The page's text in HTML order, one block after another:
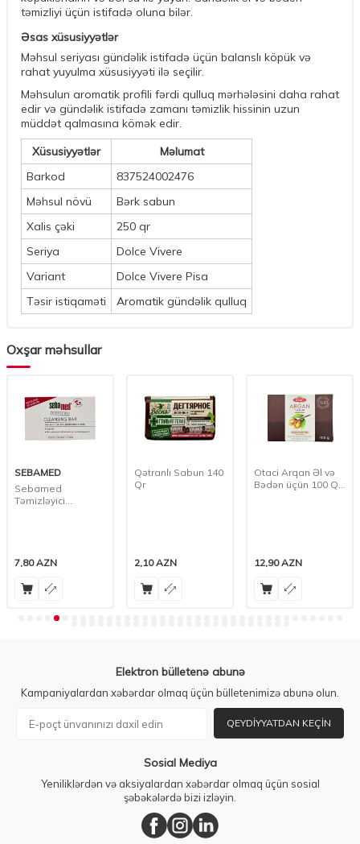
təmizliyi üçün istifadə oluna bilər.
Əsas xüsusiyyətlər
Məhsul seriyası gündəlik istifadə üçün balanslı köpük və
rahat yuyulma xüsusiyyəti ilə seçilir.
Məhsulun aromatik profili fərdi qulluq mərhələsini daha rahat
edir və gündəlik istifadə zamanı təmizlik hissinin uzun
müddət qalmasına kömək edir.
Xüsusiyyətlər
Məlumat
Barkod
837524002476
Məhsul növü
Bərk sabun
Xalis çəki
250 qr
Seriya
Dolce Vivere
Variant
Dolce Vivere Pisa
Təsir istiqaməti
Aromatik gündəlik qulluq
Oxşar məhsullar
SEBAMED
Sebamed
Təmizləyici
7,80AZN
Qətranlı Sabun 140
Qr
2,10AZN
Otaci Arqan Əl və
Bədən üçün 100 Qr
12,90AZN
Elektron bülletenə abunə
Kampaniyalardan xəbərdar olmaq üçün bülletenimizə abunə olun.
QEYDIYYATDAN KEÇIN
Sosial Mediya
Yeniliklərdən və aksiyalardan xəbərdar olmaq üçün sosial
şəbəkələrdə bizi izləyin.